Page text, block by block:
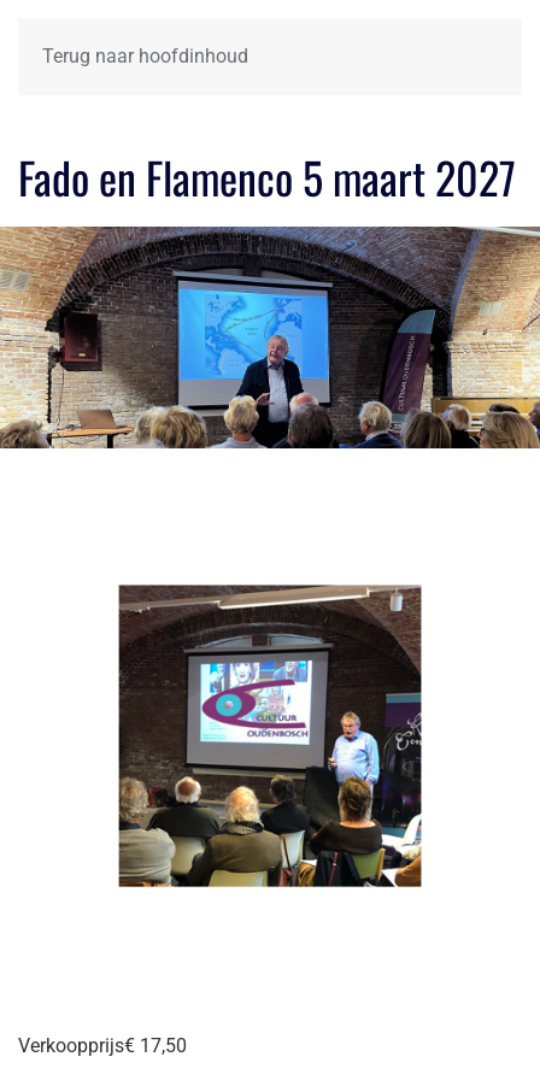
Terug naar hoofdinhoud
Fado en Flamenco 5 maart 2027
Verkoopprijs€ 17,50